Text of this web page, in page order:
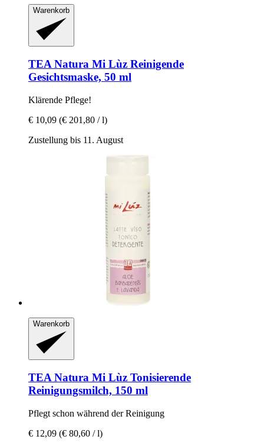
Warenkorb
TEA Natura Mi Lùz Reinigende
Gesichtsmaske, 50 ml
Klärende Pflege!
€ 10,09 (€ 201,80 / l)
Zustellung bis 11. August
Warenkorb
TEA Natura Mi Lùz Tonisierende
Reinigungsmilch, 150 ml
Pflegt schon während der Reinigung
€ 12,09 (€ 80,60 / l)